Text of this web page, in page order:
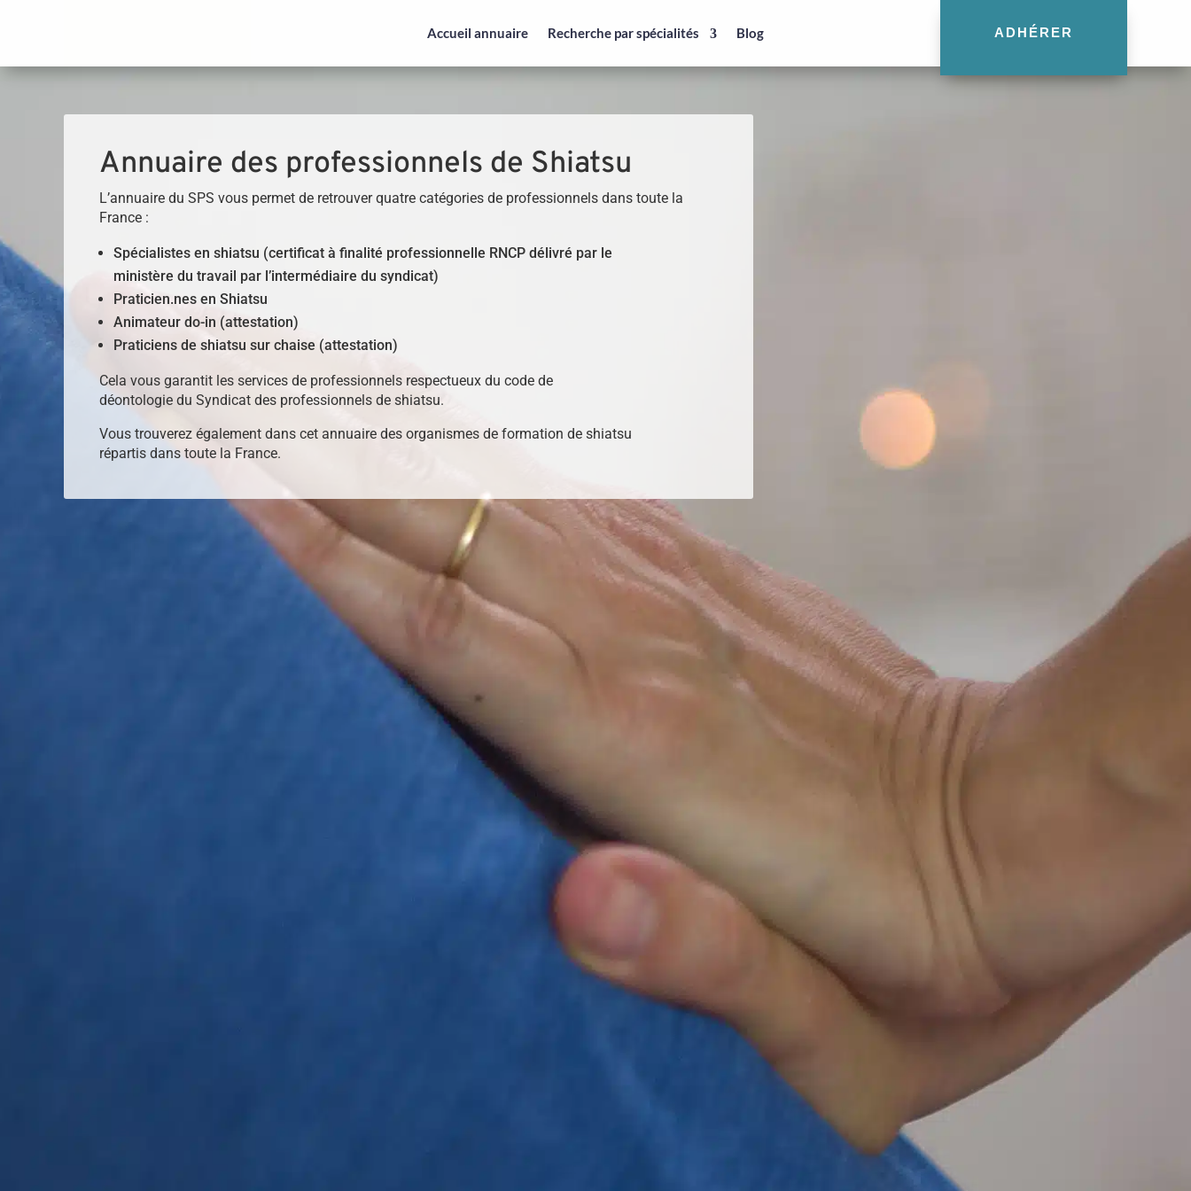
Accueil annuaire Recherche par spécialités Blog ADHÉRER
Annuaire des professionnels de Shiatsu
L’annuaire du SPS vous permet de retrouver quatre catégories de professionnels dans toute la
France :
Spécialistes en shiatsu (certificat à finalité professionnelle RNCP délivré par le
ministère du travail par l’intermédiaire du syndicat)
Praticien.nes en Shiatsu
Animateur do-in (attestation)
Praticiens de shiatsu sur chaise (attestation)
Cela vous garantit les services de professionnels respectueux du code de
déontologie du Syndicat des professionnels de shiatsu.
Vous trouverez également dans cet annuaire des organismes de formation de shiatsu
répartis dans toute la France.